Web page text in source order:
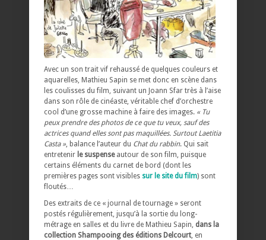
Avec un son trait vif rehaussé de quelques couleurs et
aquarelles, Mathieu Sapin se met donc en scène dans
les coulisses du film, suivant un Joann Sfar très à l’aise
dans son rôle de cinéaste, véritable chef d’orchestre
cool d’une grosse machine à faire des images. « Tu
peux prendre des photos de ce que tu veux, sauf des
actrices quand elles sont pas maquillées. Surtout Laetitia
Casta », balance l’auteur du Chat du rabbin. Qui sait
entretenir le suspenseautour de son film, puisque
certains éléments du carnet de bord (dont les
premières pages sont visibles sur le site du film) sont
floutés…
Des extraits de ce « journal de tournage » seront
postés régulièrement, jusqu’à la sortie du long-
métrage en salles et du livre de Mathieu Sapin, dans la
collection Shampooing des éditions Delcourt, en